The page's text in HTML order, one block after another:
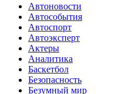
Автоновости
Автособытия
Автоспорт
Автоэксперт
Актеры
Аналитика
Баскетбол
Безопасность
Безумный мир